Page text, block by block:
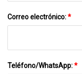
Correo electrónico:*
Teléfono/WhatsApp:*